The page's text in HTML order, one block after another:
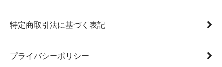
特定商取引法に基づく表記
プライバシーポリシー